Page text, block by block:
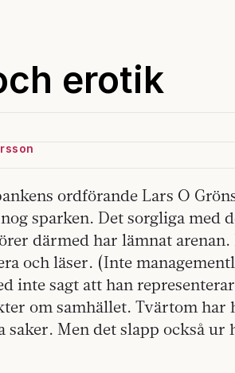
erotik
ordförande Lars O
sparken. Det sorgliga med
därmed har lämnat
och läser. (Inte
inte sagt att han
om samhället. Tvärtom har
saker. Men det slapp också